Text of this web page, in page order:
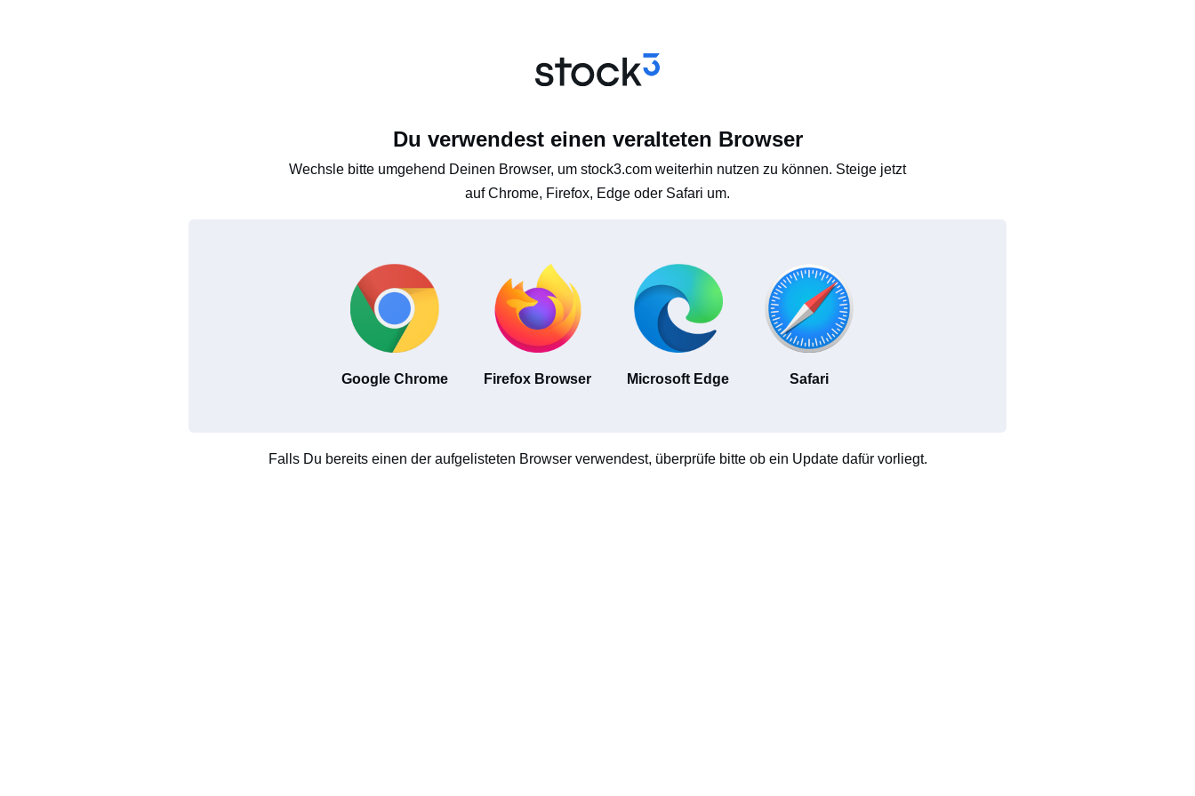
Du verwendest einen veralteten Browser
Wechsle bitte umgehend Deinen Browser, um stock3.com weiterhin nutzen zu können. Steige jetzt
auf Chrome, Firefox, Edge oder Safari um.
Google Chrome Firefox Browser Microsoft Edge Safari
Falls Du bereits einen der aufgelisteten Browser verwendest, überprüfe bitte ob ein Update dafür vorliegt.